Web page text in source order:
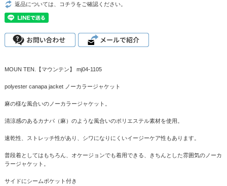
返品については、コチラをご確認ください。
MOUN TEN.【マウンテン】 mj04-1105
polyester canapa jacket ノーカラージャケット
麻の様な風合いのノーカラージャケット。
清涼感のあるカナパ（麻）のような風合いのポリエステル素材を使用。
速乾性、ストレッチ性があり、シワになりにくいイージーケア性もあります。
普段着としてはもちろん、オケージョンでも着用できる、きちんとした雰囲気のノーカ
ラージャケット。
サイドにシームポケット付き